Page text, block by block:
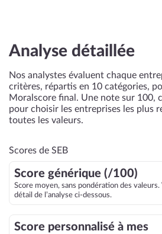
Analyse détaillée
Nos analystes évaluent chaque
critères, répartis en 10 catégories,
Moralscore final. Une note sur 100,
pour choisir les entreprises les plus
toutes les valeurs.
Scores de SEB
Score générique (/100)
Score moyen, sans pondération des valeurs.
détail de l’analyse ci-dessous.
Score personnalisé à mes